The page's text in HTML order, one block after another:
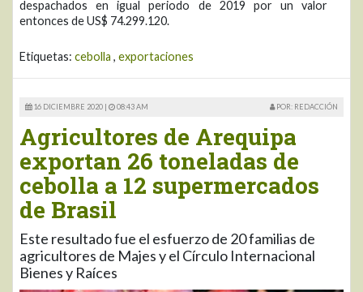
despachados en igual periodo de 2019 por un valor
entonces de US$ 74.299.120.
Etiquetas: cebolla , exportaciones
16 DICIEMBRE 2020 | 08:43 AM POR: REDACCIÓN
Agricultores de Arequipa
exportan 26 toneladas de
cebolla a 12 supermercados
de Brasil
Este resultado fue el esfuerzo de 20 familias de
agricultores de Majes y el Círculo Internacional
Bienes y Raíces